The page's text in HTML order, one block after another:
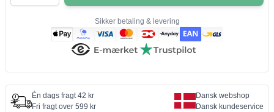
Sikker betaling & levering
Én dags fragt 42 kr
Fri fragt over 599 kr
Dansk webshop
Dansk kundeservice